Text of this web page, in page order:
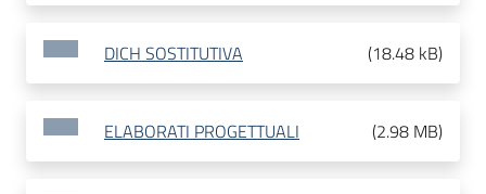
DICH SOSTITUTIVA (18.48 kB)
ELABORATI PROGETTUALI (2.98 MB)